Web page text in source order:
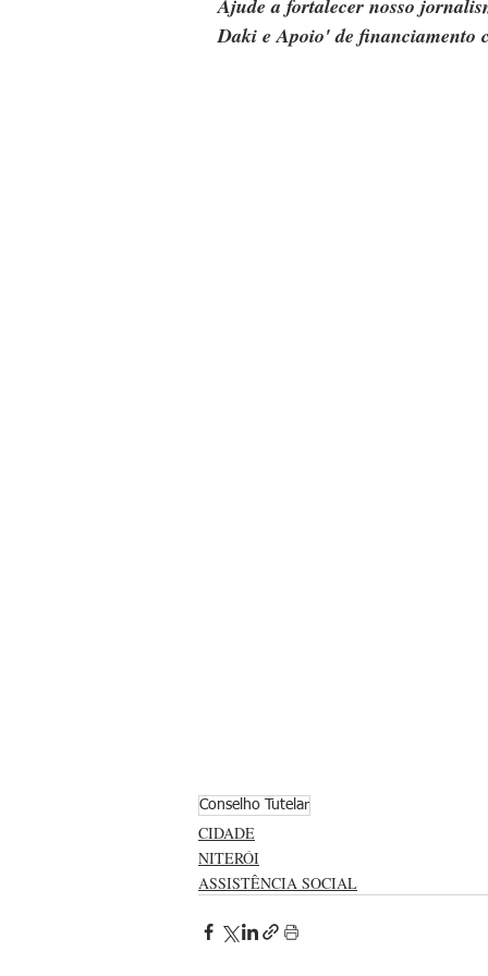
Ajude a fortalecer nosso
Daki e Apoio' de
Conselho Tutelar
CIDADE
NITERÓI
ASSISTÊNCIA SOCIAL